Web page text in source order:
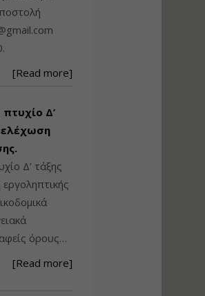
[Read more]
Δ’
Δ’ τάξης
όρους…
[Read more]
από: €190.00
12 ώρες
Ειδικών Πολεοδομικών
Λάμπρος Κίσσας
από: €130.00
6 ώρες
Έργων με τον
Ν.4782/2021